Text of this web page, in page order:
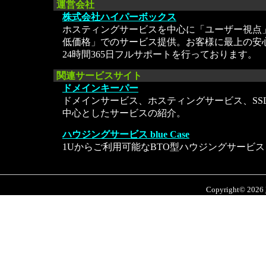
運営会社
株式会社ハイパーボックス
ホスティングサービスを中心に「ユーザー視点
低価格」でのサービス提供。お客様に最上の安
24時間365日フルサポートを行っております。
関連サービスサイト
ドメインキーパー
ドメインサービス、ホスティングサービス、
中心としたサービスの紹介。
ハウジングサービス blue Case
1Uからご利用可能なBTO型ハウジングサービス
Copyright© 2026